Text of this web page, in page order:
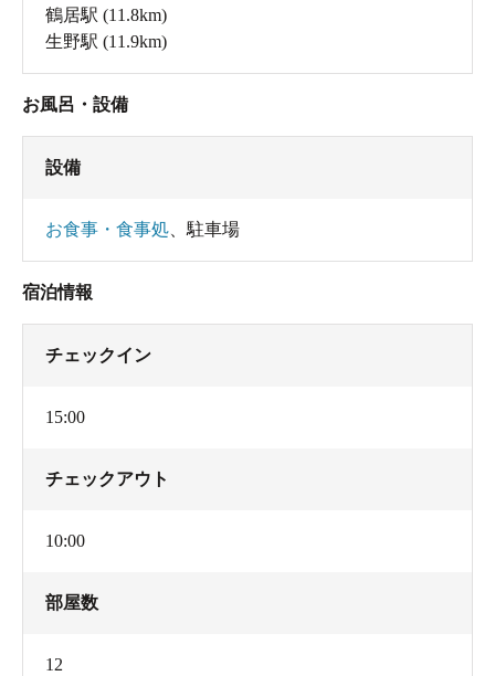
鶴居駅 (11.8km)
生野駅 (11.9km)
お風呂・設備
設備
お食事・食事処 駐車場
宿泊情報
チェックイン
15:00
チェックアウト
10:00
部屋数
12